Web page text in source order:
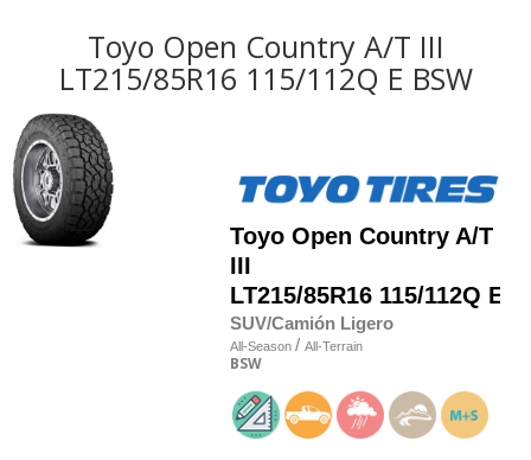
Toyo Open Country A/T III
LT215/85R16 115/112Q E BSW
Toyo Open Country A/T
III
LT215/85R16 115/112Q E
SUV/Camión Ligero
All-Season / All-Terrain
BSW